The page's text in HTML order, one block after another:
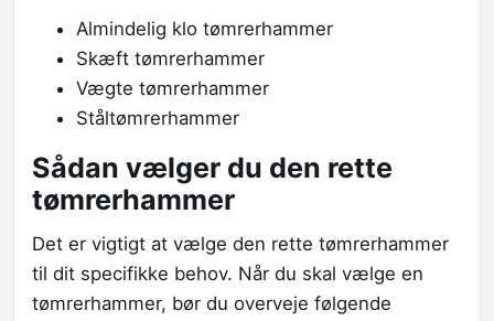
Almindelig klo tømrerhammer
Skæft tømrerhammer
Vægte tømrerhammer
Ståltømrerhammer
Sådan vælger du den rette
tømrerhammer
Det er vigtigt at vælge den rette tømrerhammer
til dit specifikke behov. Når du skal vælge en
tømrerhammer, bør du overveje følgende